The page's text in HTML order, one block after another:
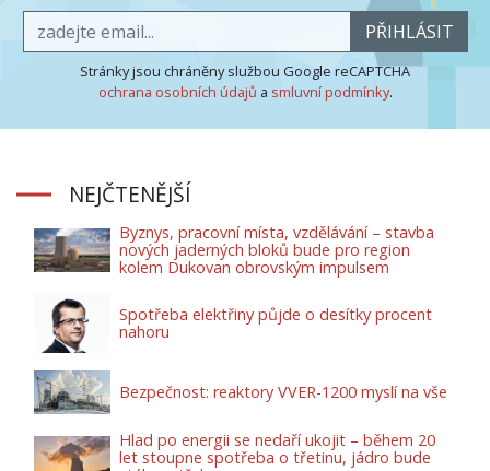
PŘIHLÁSIT
Stránky jsou chráněny službou Google reCAPTCHA
ochrana osobních údajů a smluvní podmínky.
NEJČTENĚJŠÍ
Byznys, pracovní místa, vzdělávání – stavba
nových jaderných bloků bude pro region
kolem Dukovan obrovským impulsem
Spotřeba elektřiny půjde o desítky procent
nahoru
Bezpečnost: reaktory VVER-1200 myslí na vše
Hlad po energii se nedaří ukojit – během 20
let stoupne spotřeba o třetinu, jádro bude